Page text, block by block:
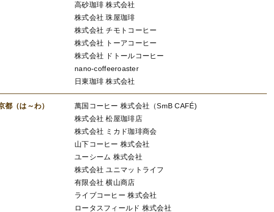
高砂珈琲 株式会社
株式会社 珠屋珈琲
株式会社 チモトコーヒー
株式会社 トーアコーヒー
株式会社 ドトールコーヒー
nano-coffeeroaster
日東珈琲 株式会社
都（は～わ）
萬国コーヒー 株式会社（SmB CAFÉ)
株式会社 松屋珈琲店
株式会社 ミカド珈琲商会
山下コーヒー 株式会社
ユーシーム 株式会社
株式会社 ユニマットライフ
有限会社 横山商店
ライブコーヒー 株式会社
ロータスフィールド 株式会社